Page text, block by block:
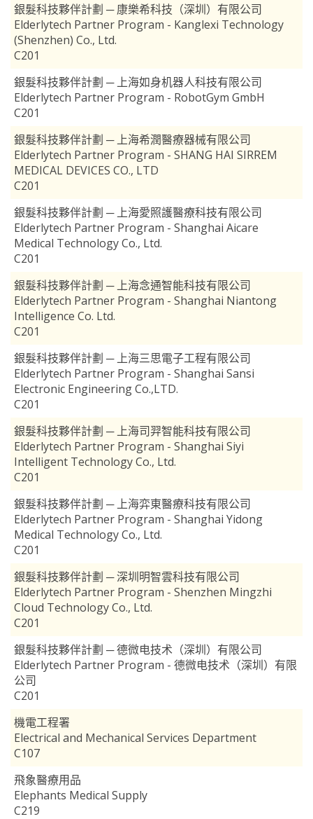
銀髮科技夥伴計劃 ─ 康樂希科技（深圳）有限公司
Elderlytech Partner Program - Kanglexi Technology
(Shenzhen) Co., Ltd.
C201
銀髮科技夥伴計劃 ─ 上海如身机器人科技有限公司
Elderlytech Partner Program - RobotGym GmbH
C201
銀髮科技夥伴計劃 ─ 上海希潤醫療器械有限公司
Elderlytech Partner Program - SHANG HAI SIRREM
MEDICAL DEVICES CO., LTD
C201
銀髮科技夥伴計劃 ─ 上海愛照護醫療科技有限公司
Elderlytech Partner Program - Shanghai Aicare
Medical Technology Co., Ltd.
C201
銀髮科技夥伴計劃 ─ 上海念通智能科技有限公司
Elderlytech Partner Program - Shanghai Niantong
Intelligence Co. Ltd.
C201
銀髮科技夥伴計劃 ─ 上海三思電子工程有限公司
Elderlytech Partner Program - Shanghai Sansi
Electronic Engineering Co.,LTD.
C201
銀髮科技夥伴計劃 ─ 上海司羿智能科技有限公司
Elderlytech Partner Program - Shanghai Siyi
Intelligent Technology Co., Ltd.
C201
銀髮科技夥伴計劃 ─ 上海弈東醫療科技有限公司
Elderlytech Partner Program - Shanghai Yidong
Medical Technology Co., Ltd.
C201
銀髮科技夥伴計劃 ─ 深圳明智雲科技有限公司
Elderlytech Partner Program - Shenzhen Mingzhi
Cloud Technology Co., Ltd.
C201
銀髮科技夥伴計劃 ─ 德微电技术（深圳）有限公司
Elderlytech Partner Program - 德微电技术（深圳）有限
公司
C201
機電工程署
Electrical and Mechanical Services Department
C107
飛象醫療用品
Elephants Medical Supply
C219